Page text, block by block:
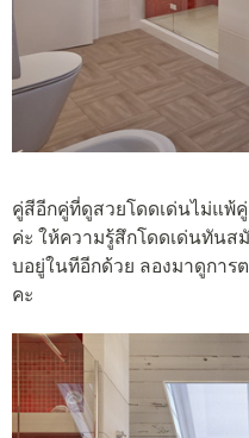
คู่สีอีกคู่ที่ดูสวยโดดเด่นไม่แพ้
ค่ะ ให้ความรู้สึกโดดเด่นทันส
บอยู่ในทีอีกด้วย ลองมาดูกา
คะ